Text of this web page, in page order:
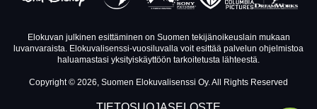
Elokuvan julkinen esittäminen on Suomen tekijänoikeuslain mukaan
luvanvaraista. Elokuvalisenssi-vuosiluvalla voit esittää palvelun ohjelmistoa
haluamastasi yksityiskäyttöön tarkoitetusta lähteestä.
Copyright © 2026, Suomen Elokuvalisenssi Oy. All Rights Reserved